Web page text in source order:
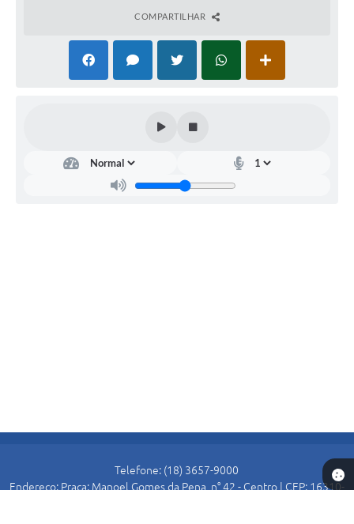
COMPARTILHAR
Telefone: (18) 3657-9000
Endereço: Praça: Manoel Gomes da Pena, n° 42 - Centro | CEP: 16310-